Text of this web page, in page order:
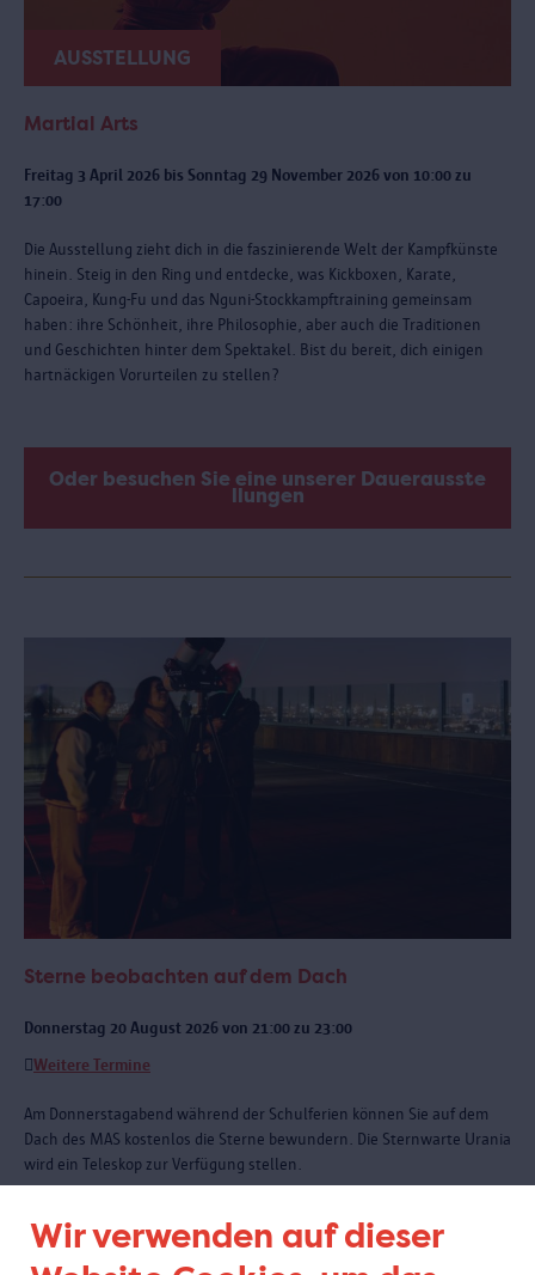
Wir verwenden auf dieser
AUSSTELLUNG
Martial Arts
Freitag 3 April 2026 bis Sonntag 29 November 2026 von 10:00 zu
17:00
Die Ausstellung zieht dich in die faszinierende Welt der Kampfkünste
hinein. Steig in den Ring und entdecke, was Kickboxen, Karate,
Capoeira, Kung-Fu und das Nguni-Stockkampftraining gemeinsam
haben: ihre Schönheit, ihre Philosophie, aber auch die Traditionen
und Geschichten hinter dem Spektakel. Bist du bereit, dich einigen
hartnäckigen Vorurteilen zu stellen?
Oder besuchen Sie eine unserer Dauerausste
llungen
Sterne beobachten auf dem Dach
Donnerstag 20 August 2026 von 21:00 zu 23:00
Weitere Termine
Am Donnerstagabend während der Schulferien können Sie auf dem
Dach des MAS kostenlos die Sterne bewundern. Die Sternwarte Urania
wird ein Teleskop zur Verfügung stellen.